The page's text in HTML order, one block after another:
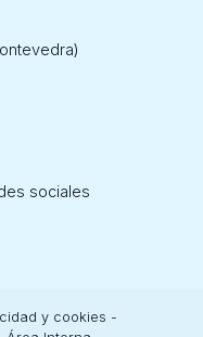
sociales
y cookies -